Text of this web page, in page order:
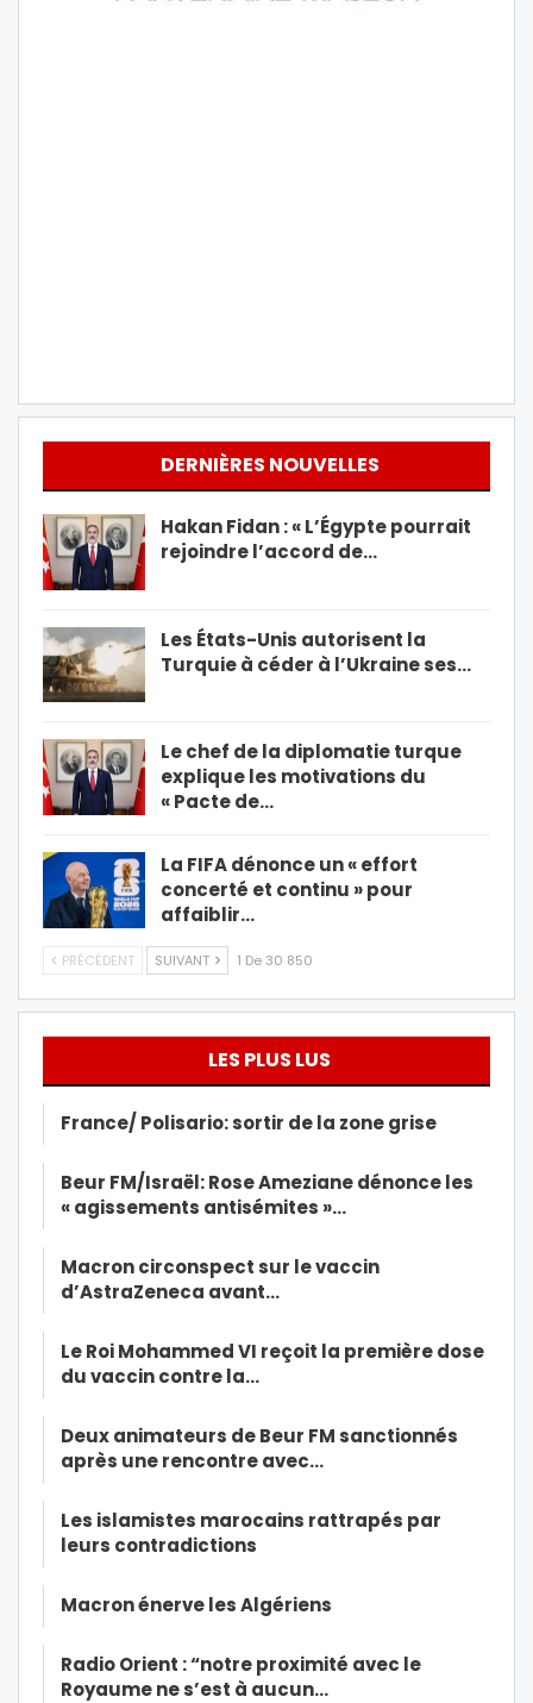
DERNIÈRES NOUVELLES
Hakan Fidan : « L’Égypte pourrait
rejoindre l’accord de…
Les États-Unis autorisent la
Turquie à céder à l’Ukraine ses…
Le chef de la diplomatie turque
explique les motivations du
« Pacte de…
La FIFA dénonce un « effort
concerté et continu » pour
affaiblir…
PRÉCÉDENT SUIVANT 1 De 30 850
LES PLUS LUS
France/ Polisario: sortir de la zone grise
Beur FM/Israël: Rose Ameziane dénonce les
« agissements antisémites »…
Macron circonspect sur le vaccin
d’AstraZeneca avant…
Le Roi Mohammed VI reçoit la première dose
du vaccin contre la…
Deux animateurs de Beur FM sanctionnés
après une rencontre avec…
Les islamistes marocains rattrapés par
leurs contradictions
Macron énerve les Algériens
Radio Orient : “notre proximité avec le
Royaume ne s’est à aucun…